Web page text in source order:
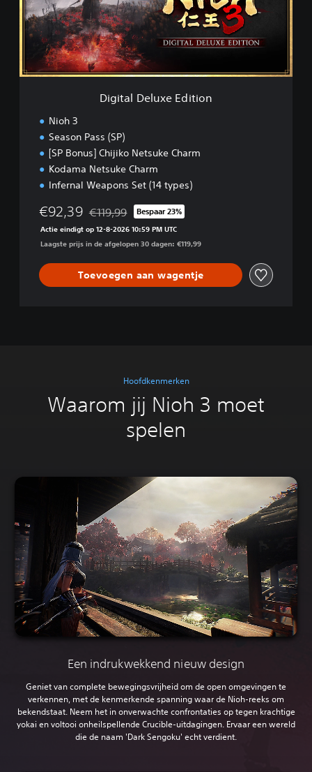
l
D
x
Digital Deluxe Edition
Nioh 3
Season Pass (SP)
[SP Bonus] Chijiko Netsuke Charm
Kodama Netsuke Charm
Infernal Weapons Set (14 types)
€92,39 Korting ten opzichte van de oorspronkelijke prijs
€119,99 Bespaar 23%
Actie eindigt op 12-8-2026 10:59 PM UTC
Laagste prijs in de afgelopen 30 dagen: €119,99
Toevoegen aan wagentje
Hoofdkenmerken
Waarom jij Nioh 3 moet
spelen
Een indrukwekkend nieuw design
Geniet van complete bewegingsvrijheid om de open omgevingen te
verkennen, met de kenmerkende spanning waar de Nioh-reeks om
bekendstaat. Neem het in onverwachte confrontaties op tegen krachtige
yokai en voltooi onheilspellende Crucible-uitdagingen. Ervaar een wereld
die de naam 'Dark Sengoku' echt verdient.